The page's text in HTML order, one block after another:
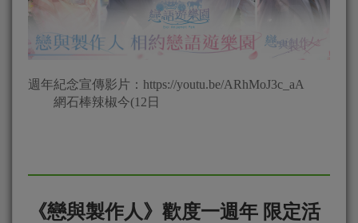
週年紀念宣傳影片：https://youtu.be/ARhMoJ3c_aA
網石棒辣椒今(12日
《戀與製作人》歡度一週年 限定活